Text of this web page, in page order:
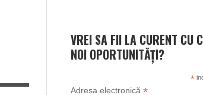
VREI SA FII LA CURENT CU
NOI OPORTUNITĂȚI?
*
Adresa electronică *